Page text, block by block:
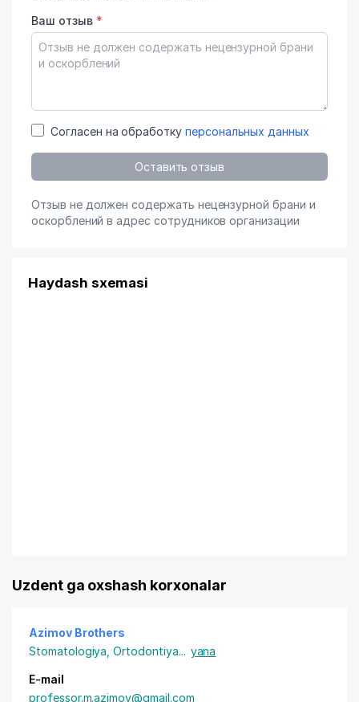
Ваш отзыв *
Согласен на обработку персональных данных
Оставить отзыв
Отзыв не должен содержать нецензурной брани и
оскорблений в адрес сотрудников организации
Haydash sxemasi
Uzdent ga oxshash korxonalar
Azimov Brothers
Stomatologiya ,Ortodontiya... yana
E-mail
professor.m.azimov@gmail.com